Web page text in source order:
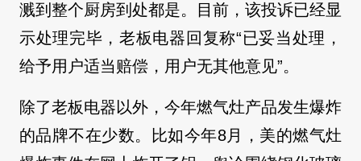
溅到整个厨房到处都是。目前，该投诉已经显
示处理完毕，老板电器回复称“已妥当处理，
给予用户适当赔偿，用户无其他意见”。
除了老板电器以外，今年燃气灶产品发生爆炸
的品牌不在少数。比如今年8月，美的燃气灶